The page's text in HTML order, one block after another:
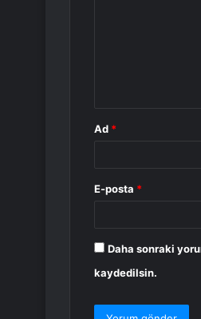
Ad *
E-posta *
Daha sonraki
kaydedilsin.